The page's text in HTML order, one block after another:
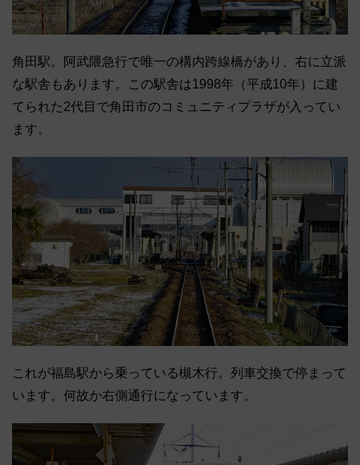
角田駅。阿武隈急行で唯一の構内跨線橋があり、右に立派
な駅舎もあります。この駅舎は1998年（平成10年）に建
てられた2代目で角田市のコミュニティプラザが入ってい
ます。
これが福島駅から乗っている槻木行。列車交換で停まって
います。何故か右側通行になっています。